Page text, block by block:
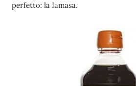
perfetto: la Iamasa.